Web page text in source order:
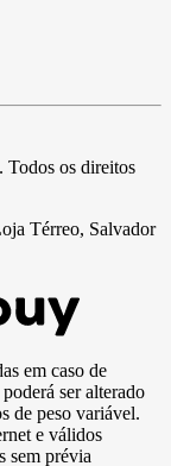
. Todos os direitos
Térreo, Salvador
em caso de
ser alterado
de peso variável.
e válidos
sem prévia